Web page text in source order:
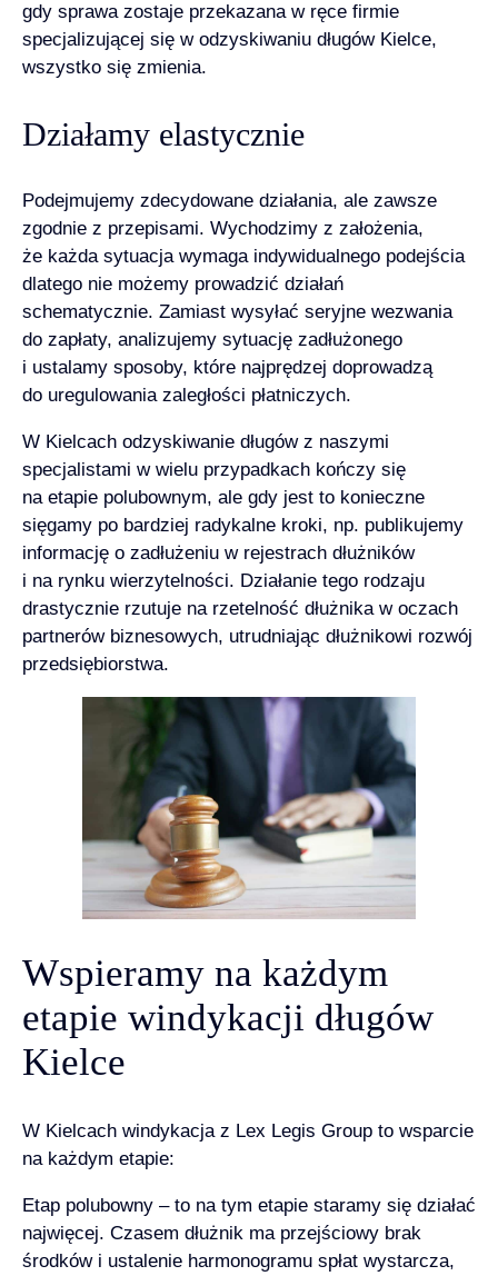
gdy sprawa zostaje przekazana w ręce firmie
specjalizującej się w odzyskiwaniu długów Kielce,
wszystko się zmienia.
Działamy elastycznie
Podejmujemy zdecydowane działania, ale zawsze
zgodnie z przepisami. Wychodzimy z założenia,
że każda sytuacja wymaga indywidualnego podejścia
dlatego nie możemy prowadzić działań
schematycznie. Zamiast wysyłać seryjne wezwania
do zapłaty, analizujemy sytuację zadłużonego
i ustalamy sposoby, które najprędzej doprowadzą
do uregulowania zaległości płatniczych.
W Kielcach odzyskiwanie długów z naszymi
specjalistami w wielu przypadkach kończy się
na etapie polubownym, ale gdy jest to konieczne
sięgamy po bardziej radykalne kroki, np. publikujemy
informację o zadłużeniu w rejestrach dłużników
i na rynku wierzytelności. Działanie tego rodzaju
drastycznie rzutuje na rzetelność dłużnika w oczach
partnerów biznesowych, utrudniając dłużnikowi rozwój
przedsiębiorstwa.
Wspieramy na każdym
etapie windykacji długów
Kielce
W Kielcach windykacja z Lex Legis Group to wsparcie
na każdym etapie:
Etap polubowny – to na tym etapie staramy się działać
najwięcej. Czasem dłużnik ma przejściowy brak
środków i ustalenie harmonogramu spłat wystarcza,